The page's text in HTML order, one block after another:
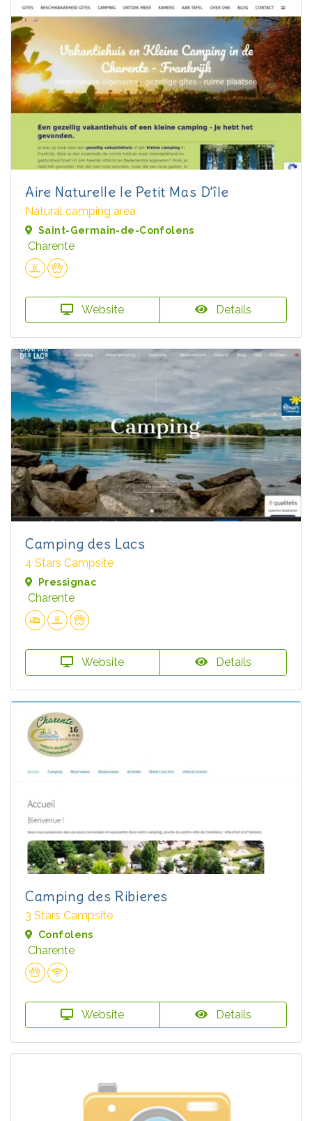
Aire Naturelle le Petit Mas D'île
Natural camping area
Saint-Germain-de-Confolens
Charente
Website Details
Camping des Lacs
4 Stars Campsite
Pressignac
Charente
Website Details
Camping des Ribieres
3 Stars Campsite
Confolens
Charente
Website Details